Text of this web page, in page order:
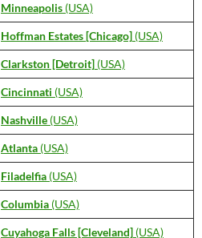
Minneapolis (USA)
Hoffman Estates[Chicago] (USA)
Clarkston [Detroit] (USA)
Cincinnati (USA)
Nashville (USA)
Atlanta (USA)
Filadelfia (USA)
Columbia (USA)
Cuyahoga Falls [Cleveland] (USA)